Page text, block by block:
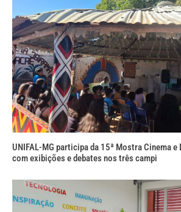
UNIFAL-MG participa da 15ª Mostra Cinema
com exibições e debates nos três campi